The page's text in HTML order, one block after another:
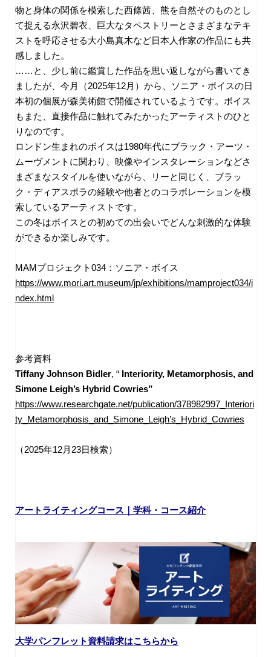
物と身体の関係を模索した西條茜、熊を自然そのものとし
て捉える永沢碧衣、巨大なタペストリーとさまざまなテキ
ストを呼応させる大小島真木など日本人作家の作品にも共
感しました。
……と、少し前に鑑賞した作品を思い返しながら書いてき
ましたが、今月（2025年12月）から、ソニア・ボイスの日
本初の個展が森美術館で開催されているようです。ボイス
もまた、直接作品に触れてみたかったアーティストのひと
りなのです。
ロンドン生まれのボイスは1980年代にブラック・アーツ・
ムーヴメントに関わり、映像やインスタレーションなどさ
まざまなスタイルを使いながら、リーと同じく、ブラッ
ク・ディアスポラの経験や他者とのコラボレーションを模
索しているアーティストです。
この冬はボイスとの初めての出会いでどんな刺激的な体験
ができるか楽しみです。
MAMプロジェクト034 ：ソニア・ボイス
https://www.mori.art.museum/jp/exhibitions/mamproject034/i
ndex.html
参考資料
Tiffany Johnson Bidler, “ Interiority, Metamorphosis, and
Simone Leigh’s Hybrid Cowries”
https://www.researchgate.net/publication/378982997_Interiori
ty_Metamorphosis_and_Simone_Leigh’s_Hybrid_Cowries
（2025年12月23日検索）
アートライティングコース｜学科・コース紹介
大学パンフレット資料請求はこちらから